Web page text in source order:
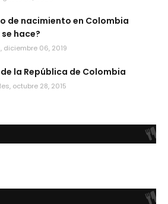
de nacimiento en Colombia
hace?
diciembre 06, 2019
la República de Colombia
octubre 28, 2015